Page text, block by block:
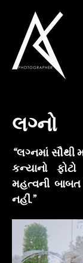
લગ્નો
“લગ્નમાં
કન્યાનો
મહત્વની
નહીં.”